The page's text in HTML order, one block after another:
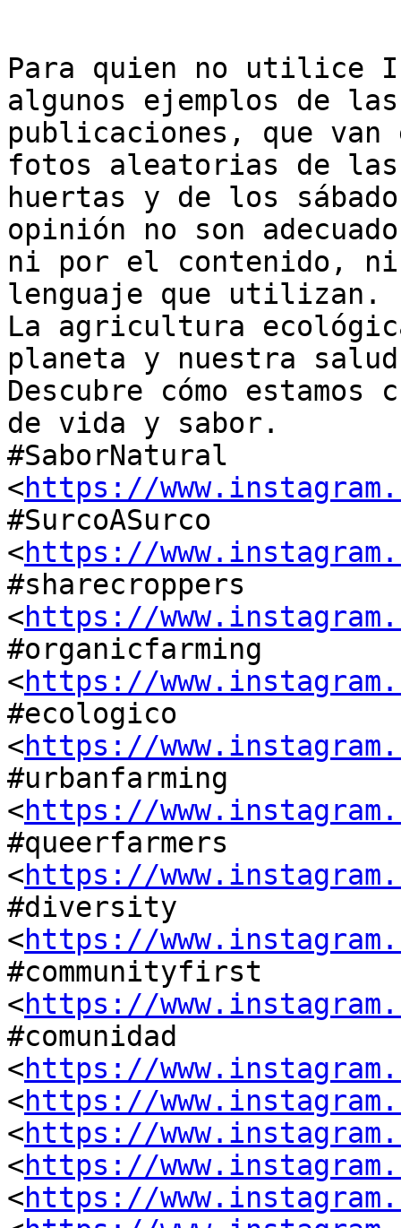
Para quien no utilice
algunos ejemplos de las
publicaciones, que van
fotos aleatorias de las
huertas y de los
opinión no son
ni por el contenido,
lenguaje que utilizan.
La agricultura
planeta y nuestra salud
Descubre cómo
de vida y sabor.
#SaborNatural
<https://
#SurcoASurco
<https://
#sharecroppers
<https://
#organicfarming
<https://
#ecologico
<https://
#urbanfarming
<https://
#queerfarmers
<https://
#diversity
<https://
#communityfirst
<https://
#comunidad
<https://
<https://
<https://
<https://
<https://